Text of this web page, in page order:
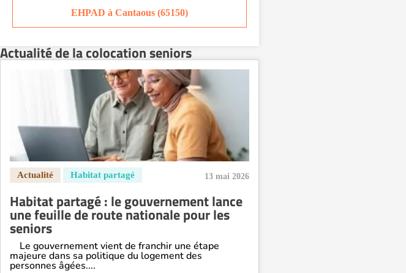
EHPAD à Cantaous (65150)
Actualité de la colocation seniors
13 mai 2026
Habitat partagé : le gouvernement lance
une feuille de route nationale pour les
seniors
Le gouvernement vient de franchir une étape
majeure dans sa politique du logement des
personnes âgées....